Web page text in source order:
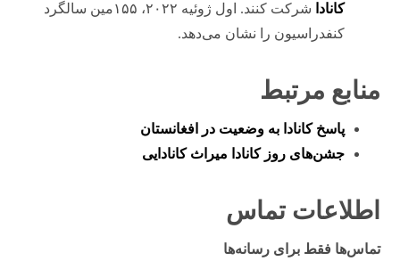
کانادا
شرکت کنند. اول ژوئیه ۲۰۲۲، ۱۵۵مین سالگرد
کنفدراسیون را نشان می‌دهد.
منابع مرتبط
پاسخ کانادا به وضعیت در افغانستان
جشن‌های روز کانادا میراث کانادایی
اطلاعات تماس
تماس‌ها فقط برای رسانه‌ها